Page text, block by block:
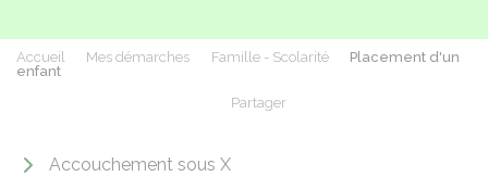
Accueil Mes démarches Famille - Scolarité
Placement d'un
enfant
Partager
Accouchement sous X